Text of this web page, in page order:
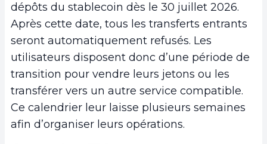
dépôts du stablecoin dès le 30 juillet 2026.
Après cette date, tous les transferts entrants
seront automatiquement refusés. Les
utilisateurs disposent donc d’une période de
transition pour vendre leurs jetons ou les
transférer vers un autre service compatible.
Ce calendrier leur laisse plusieurs semaines
afin d’organiser leurs opérations.